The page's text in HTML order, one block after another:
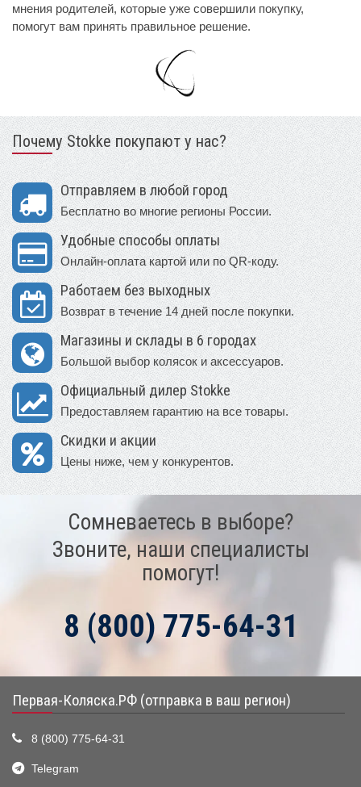
мнения родителей, которые уже совершили покупку,
помогут вам принять правильное решение.
Почему Stokke покупают у нас?
Отправляем в любой город
Бесплатно во многие регионы России.
Удобные способы оплаты
Онлайн-оплата картой или по QR-коду.
Работаем без выходных
Возврат в течение 14 дней после покупки.
Магазины и склады в 6 городах
Большой выбор колясок и аксессуаров.
Официальный дилер Stokke
Предоставляем гарантию на все товары.
Скидки и акции
Цены ниже, чем у конкурентов.
Сомневаетесь в выборе?
Звоните, наши специалисты
помогут!
8 (800) 775-64-31
Первая-Коляска.РФ (отправка в ваш регион)
8 (800) 775-64-31
Telegram